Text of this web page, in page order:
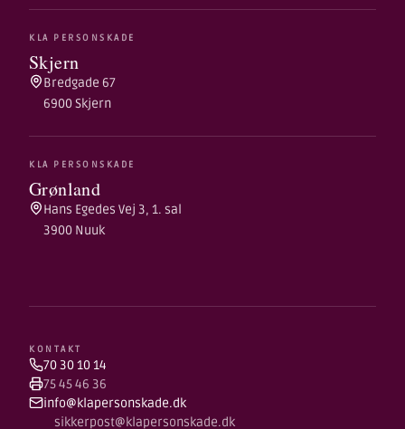
KLA PERSONSKADE
Skjern
Bredgade 67
6900 Skjern
KLA PERSONSKADE
Grønland
Hans Egedes Vej 3, 1. sal
3900 Nuuk
KONTAKT
70 30 10 14
75 45 46 36
info@klapersonskade.dk
sikkerpost@klapersonskade.dk